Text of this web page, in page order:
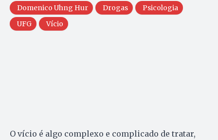
Domenico Uhng Hur Drogas
Psicologia
UFG
Vício
O vício é algo complexo e complicado de tratar,